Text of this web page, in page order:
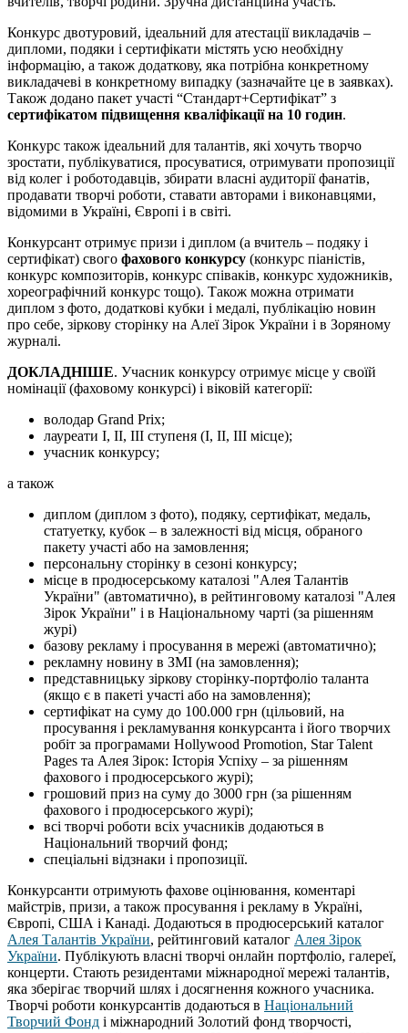
Конкурс двотуровий, ідеальний для атестації викладачів –
дипломи, подяки і сертифікати містять усю необхідну
інформацію, а також додаткову, яка потрібна конкретному
викладачеві в конкретному випадку (зазначайте це в заявках).
Також додано пакет участі “Стандарт+Сертифікат” з
сертифікатом підвищення кваліфікації на 10 годин.
Конкурс також ідеальний для талантів, які хочуть творчо
зростати, публікуватися, просуватися, отримувати пропозиції
від колег і роботодавців, збирати власні аудиторії фанатів,
продавати творчі роботи, ставати авторами і виконавцями,
відомими в Україні, Європі і в світі.
Конкурсант отримує призи і диплом (а вчитель – подяку і
сертифікат) свого фахового конкурсу (конкурс піаністів,
конкурс композиторів, конкурс співаків, конкурс художників,
хореографічний конкурс тощо). Також можна отримати
диплом з фото, додаткові кубки і медалі, публікацію новин
про себе, зіркову сторінку на Алеї Зірок України і в Зоряному
журналі.
ДОКЛАДНІШЕ. Учасник конкурсу отримує місце у своїй
номінації (фаховому конкурсі) і віковій категорії:
володар Grand Prix;
лауреати І, ІІ, ІІІ ступеня (І, ІІ, ІІІ місце);
учасник конкурсу;
а також
диплом (диплом з фото), подяку, сертифікат, медаль,
статуетку, кубок – в залежності від місця, обраного
пакету участі або на замовлення;
персональну сторінку в сезоні конкурсу;
місце в продюсерському каталозі "Алея Талантів
України" (автоматично), в рейтинговому каталозі "Алея
Зірок України" і в Національному чарті (за рішенням
журі)
базову рекламу і просування в мережі (автоматично);
рекламну новину в ЗМІ (на замовлення);
представницьку зіркову сторінку-портфоліо таланта
(якщо є в пакеті участі або на замовлення);
сертифікат на суму до 100.000 грн (цільовий, на
просування і рекламування конкурсанта і його творчих
робіт за програмами Hollywood Promotion, Star Talent
Pages та Алея Зірок: Історія Успіху – за рішенням
фахового і продюсерського журі);
грошовий приз на суму до 3000 грн (за рішенням
фахового і продюсерського журі);
всі творчі роботи всіх учасників додаються в
Національний творчий фонд;
спеціальні відзнаки і пропозиції.
Конкурсанти отримують фахове оцінювання, коментарі
майстрів, призи, а також просування і рекламу в Україні,
Європі, США і Канаді. Додаються в продюсерський каталог
Алея Талантів України, рейтинговий каталог Алея Зірок
України. Публікують власні творчі онлайн портфоліо, галереї,
концерти. Стають резидентами міжнародної мережі талантів,
яка зберігає творчий шлях і досягнення кожного учасника.
Творчі роботи конкурсантів додаються в Національний
Творчий Фонд і міжнародний Золотий фонд творчості,